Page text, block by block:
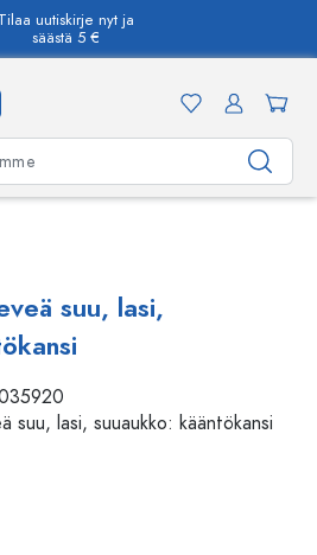
Tilaa uutiskirje nyt ja
säästä 5 €
suu, lasi,